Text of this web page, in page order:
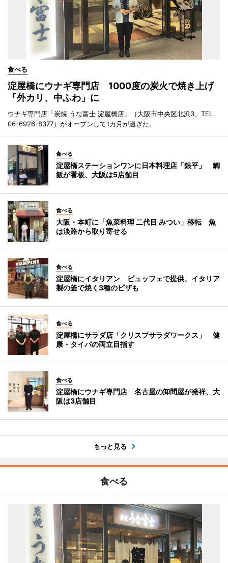
食べる
淀屋橋にウナギ専門店 1000度の炭火で焼き上げ
「外カリ、中ふわ」に
ウナギ専門店「炭焼 うな富士 淀屋橋店」（大阪市中央区北浜3、TEL
06-6926-8377）がオープンして1カ月が過ぎた。
食べる
淀屋橋ステーションワンに日本料理店「銀平」 鯛
飯が看板、大阪は5店舗目
食べる
大阪・本町に「魚菜料理 二代目 みつい」移転 魚
は淡路から取り寄せる
食べる
淀屋橋にイタリアン ビュッフェで提供、イタリア
製の釜で焼く3種のピザも
食べる
淀屋橋にサラダ店「クリスプサラダワークス」 健
康・タイパの両立目指す
食べる
淀屋橋にウナギ専門店 名古屋の卸問屋が発祥、大
阪は3店舗目
もっと見る
食べる